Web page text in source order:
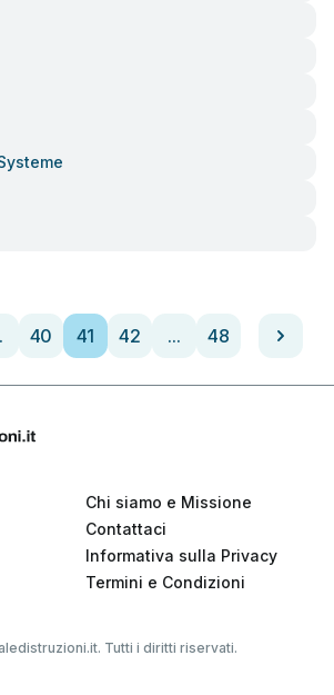
40 41 42 ... 48
Chi siamo e Missione
Contattaci
Informativa sulla Privacy
Termini e Condizioni
Tutti i diritti riservati.